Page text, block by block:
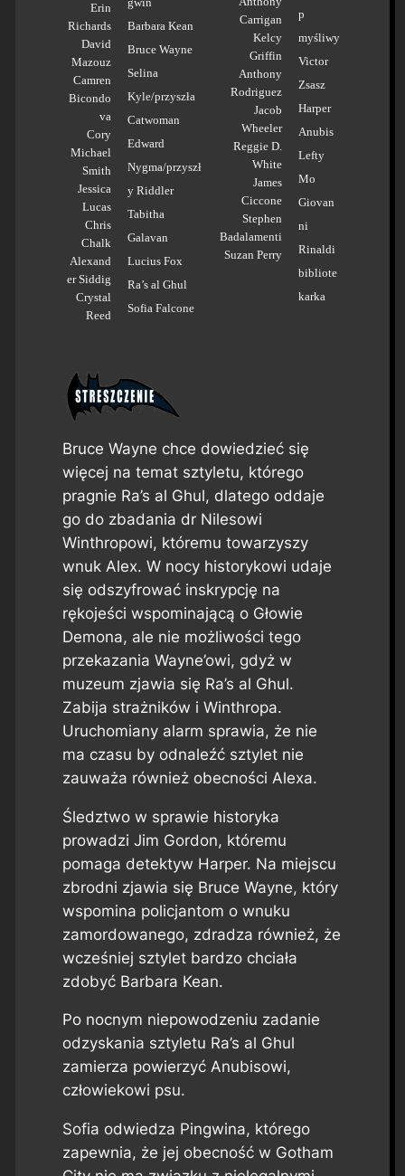
Erin
Richards
David
Mazouz
Camren
Bicondo
va
Cory
Michael
Smith
Jessica
Lucas
Chris
Chalk
Alexand
er Siddig
Crystal
Reed
Barbara Kean
Bruce Wayne
Selina
Kyle/przyszła
Catwoman
Edward
Nygma/przyszł
y Riddler
Tabitha
Galavan
Lucius Fox
Ra’s al Ghul
Sofia Falcone
Carrigan
Kelcy
Griffin
Anthony
Rodriguez
Jacob
Wheeler
Reggie D.
White
James
Ciccone
Stephen
Badalamenti
Suzan Perry
p
myśliwy
Victor
Zsasz
Harper
Anubis
Lefty
Mo
Giovan
ni
Rinaldi
bibliote
karka
Bruce Wayne chce dowiedzieć się
więcej na temat sztyletu, którego
pragnie Ra’s al Ghul, dlatego oddaje
go do zbadania dr Nilesowi
Winthropowi, któremu towarzyszy
wnuk Alex. W nocy historykowi udaje
się odszyfrować inskrypcję na
rękojeści wspominającą o Głowie
Demona, ale nie możliwości tego
przekazania Wayne’owi, gdyż w
muzeum zjawia się Ra’s al Ghul.
Zabija strażników i Winthropa.
Uruchomiany alarm sprawia, że nie
ma czasu by odnaleźć sztylet nie
zauważa również obecności Alexa.
Śledztwo w sprawie historyka
prowadzi Jim Gordon, któremu
pomaga detektyw Harper. Na miejscu
zbrodni zjawia się Bruce Wayne, który
wspomina policjantom o wnuku
zamordowanego, zdradza również, że
wcześniej sztylet bardzo chciała
zdobyć Barbara Kean.
Po nocnym niepowodzeniu zadanie
odzyskania sztyletu Ra’s al Ghul
zamierza powierzyć Anubisowi,
człowiekowi psu.
Sofia odwiedza Pingwina, którego
zapewnia, że jej obecność w Gotham